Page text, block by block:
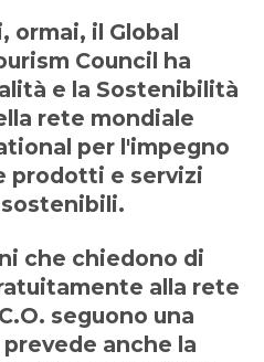
ormai, il Global
Council ha
e la Sostenibilità
rete mondiale
per l'impegno
prodotti e servizi
che chiedono di
alla rete
seguono una
anche la